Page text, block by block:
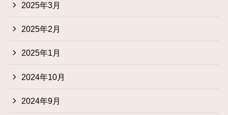
2025年3月
2025年2月
2025年1月
2024年10月
2024年9月